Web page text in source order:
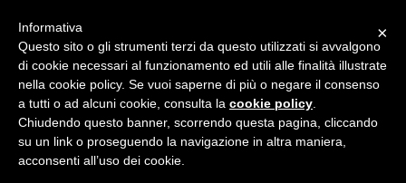
2024 SETTEMBRE
×
Informativa
Questo sito o gli strumenti terzi da questo utilizzati si avvalgono
di cookie necessari al funzionamento ed utili alle finalità illustrate
nella cookie policy. Se vuoi saperne di più o negare il consenso
a tutti o ad alcuni cookie, consulta la cookie policy
Chiudendo questo banner, scorrendo questa pagina, cliccando
su un link o proseguendo la navigazione in altra maniera,
acconsenti all’uso dei cookie.